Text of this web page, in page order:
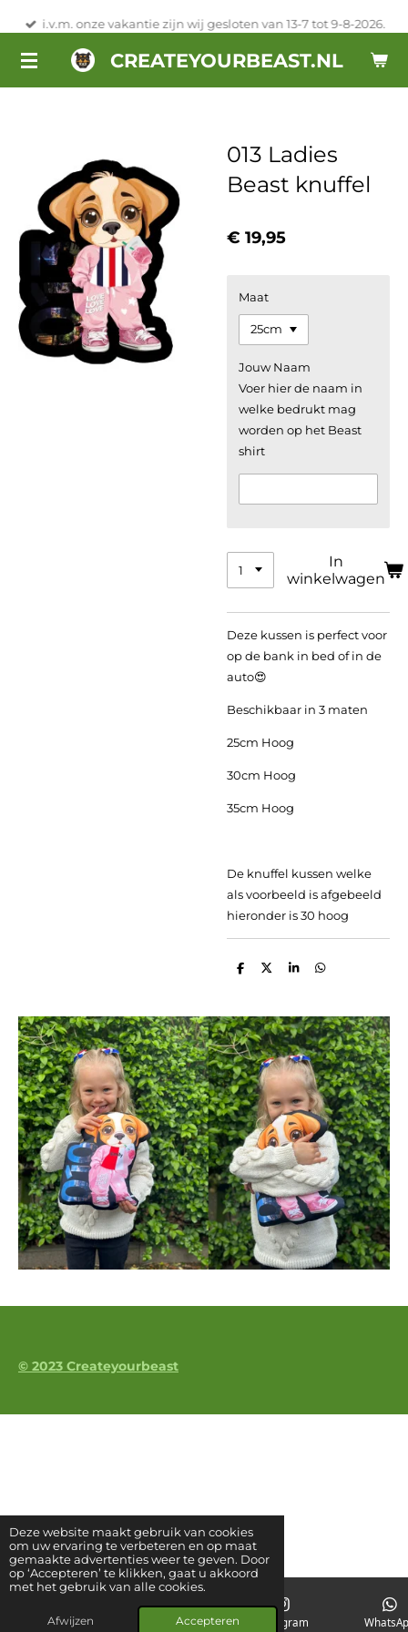
Deze website maakt gebruik van cookies
om uw ervaring te verbeteren en op maat
gemaakte advertenties weer te geven. Door
op ‘Accepteren’ te klikken, gaat u akkoord
met het gebruik van alle cookies.
Afwijzen Accepteren
naar
CREATEYOURBEAST.NL
i.v.m. onze vakantie zijn wij gesloten van 13-7 tot 9-8-2026.
013 Ladies
Beast knuffel
€ 19,95
Maat
Jouw Naam
Voer hier de naam in
welke bedrukt mag
worden op het Beast
shirt
In
winkelwagen
Deze kussen is perfect voor
op de bank in bed of in de
auto😍
Beschikbaar in 3 maten
25cm Hoog
30cm Hoog
35cm Hoog
De knuffel kussen welke
als voorbeeld is afgebeeld
hieronder is 30 hoog
D
n
D
S
e
D
n
© 2023 Createyourbeast
E-mailadres Kaart Instagram